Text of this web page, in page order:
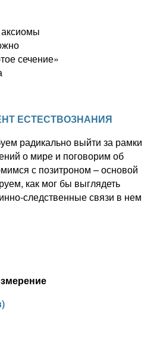
сечение»
ЕСТЕСТВОЗНАНИЯ
радикально выйти за рамки
о мире и поговорим об
с позитроном – основой
как мог бы выглядеть
следственные связи в нем
)